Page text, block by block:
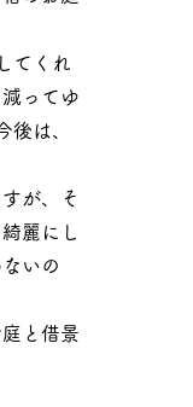
てくれ
ってゆ
後は、
が、そ
麗にし
いの
と借景